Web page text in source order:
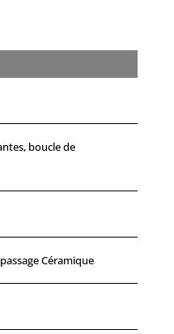
boucle de
Céramique